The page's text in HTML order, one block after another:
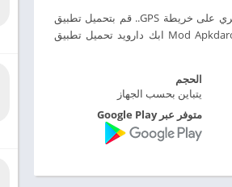
خطط الجري ومتعقب الأميال لخسارة الوزن، وتتبع مسارات الجري على خريطة GPS.. قم بتحميل تطبيق
تحميل تطبيق الجري - تطبيق خسارة الوزن الآن مجاناً من Mod Apkdaroid ابك دارويد تحميل تطبيق
الحجم
يتباين بحسب الجهاز
متوفر عبر Google Play